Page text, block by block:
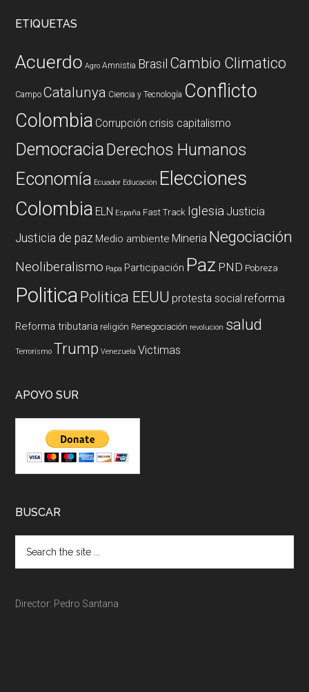
ETIQUETAS
Acuerdo Agro Amnistia Brasil Cambio Climatico
Campo Catalunya Ciencia y Tecnología Conflicto
Colombia Corrupción crisis capitalismo
DemocraciaDerechos Humanos
Economía Ecuador Educación Elecciones
Colombia ELN España Fast Track Iglesia Justicia
Justicia de paz Medio ambiente Mineria Negociación
Neoliberalismo Papa Participación Paz PND Pobreza
PoliticaPolitica EEUU protesta social reforma
Reforma tributaria religión Renegociación revolucion salud
Terrorismo Trump Venezuela Victimas
APOYO SUR
BUSCAR
Director: Pedro Santana